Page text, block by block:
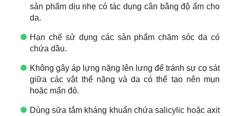
sản phẩm dịu nhẹ có tác dụng cân bằng độ ẩm cho
da.
Hạn chế sử dụng các sản phẩm chăm sóc da có
chứa dầu.
Không gây áp lựng nặng lên lưng để tránh sự cọ sát
giữa các vật thể nặng và da có thể tạo nên mụn
hoặc mẩn đỏ.
Dùng sữa tắm kháng khuẩn chứa salicylic hoặc axit